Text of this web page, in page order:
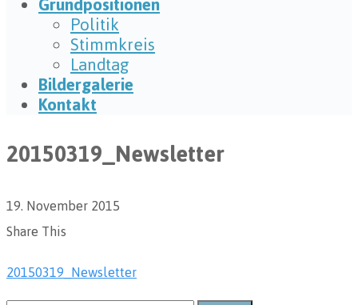
Politik
Stimmkreis
Landtag
Bildergalerie
Kontakt
20150319_Newsletter
19. November 2015
Share This
20150319_Newsletter